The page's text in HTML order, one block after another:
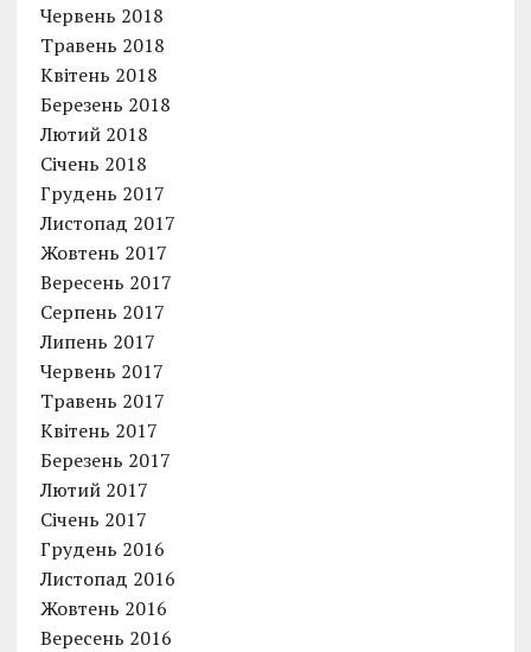
Червень 2018
Травень 2018
Квітень 2018
Березень 2018
Лютий 2018
Січень 2018
Грудень 2017
Листопад 2017
Жовтень 2017
Вересень 2017
Серпень 2017
Липень 2017
Червень 2017
Травень 2017
Квітень 2017
Березень 2017
Лютий 2017
Січень 2017
Грудень 2016
Листопад 2016
Жовтень 2016
Вересень 2016